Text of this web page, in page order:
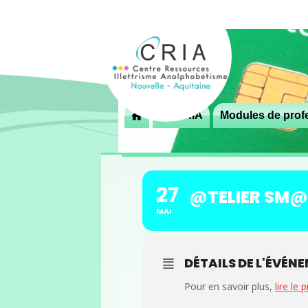
principal Le CRIA Modules de
27
MAI
@TELIER
DÉTAILS DE
Pour en savoir plus, lire le